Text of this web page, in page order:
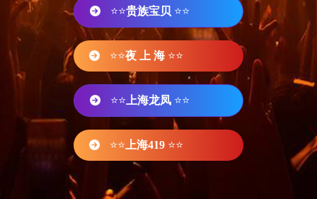
⭐⭐贵族宝贝 ⭐⭐
⭐⭐夜 上 海 ⭐⭐
⭐⭐ 上海龙凤 ⭐⭐
⭐⭐ 上海419 ⭐⭐